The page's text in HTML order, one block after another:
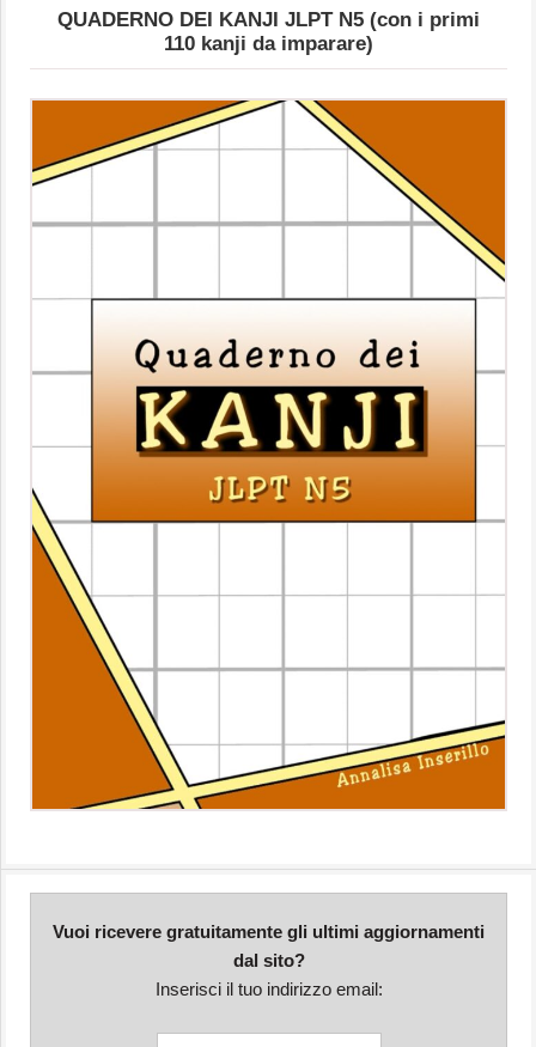
QUADERNO DEI KANJI JLPT N5 (con i primi
110 kanji da imparare)
Vuoi ricevere gratuitamente gli ultimi aggiornamenti
dal sito?
Inserisci il tuo indirizzo email: